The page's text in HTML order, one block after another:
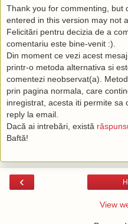
Thank you for commenting, but
entered in this version may not
Felicitări pentru decizia de a
comentariu este bine-venit :).
Din moment ce vezi acest
printr-o metoda alternativa si
comentezi neobservat(a).
prin pagina normala, care
inregistrat, acesta iti permite sa
reply la email.
Dacă ai intrebări, există
Baftă!
‹
View